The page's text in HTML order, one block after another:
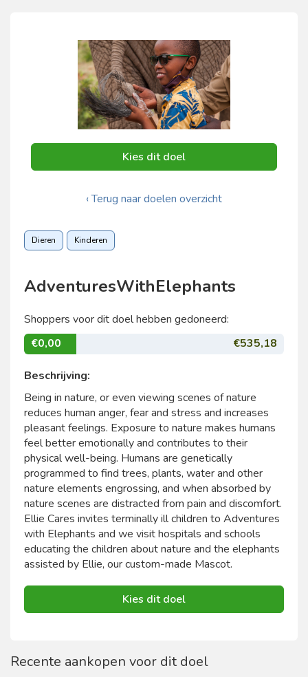
Kies dit doel
‹ Terug naar doelen overzicht
Dieren Kinderen
AdventuresWithElephants
Shoppers voor dit doel hebben gedoneerd:
€0,00
€535,18
Beschrijving:
Being in nature, or even viewing scenes of nature
reduces human anger, fear and stress and increases
pleasant feelings. Exposure to nature makes humans
feel better emotionally and contributes to their
physical well-being. Humans are genetically
programmed to find trees, plants, water and other
nature elements engrossing, and when absorbed by
nature scenes are distracted from pain and discomfort.
Ellie Cares invites terminally ill children to Adventures
with Elephants and we visit hospitals and schools
educating the children about nature and the elephants
assisted by Ellie, our custom-made Mascot.
Kies dit doel
Recente aankopen voor dit doel